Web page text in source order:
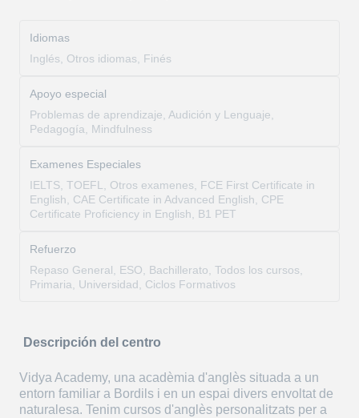
Idiomas
Inglés, Otros idiomas, Finés
Apoyo especial
Problemas de aprendizaje, Audición y Lenguaje,
Pedagogía, Mindfulness
Examenes Especiales
IELTS, TOEFL, Otros examenes, FCE First Certificate in
English, CAE Certificate in Advanced English, CPE
Certificate Proficiency in English, B1 PET
Refuerzo
Repaso General, ESO, Bachillerato, Todos los cursos,
Primaria, Universidad, Ciclos Formativos
Descripción del centro
Vidya Academy, una acadèmia d'anglès situada a un
entorn familiar a Bordils i en un espai divers envoltat de
naturalesa. Tenim cursos d'anglès personalitzats per a